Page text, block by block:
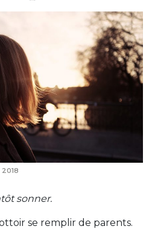
sonner.
se remplir de parents.